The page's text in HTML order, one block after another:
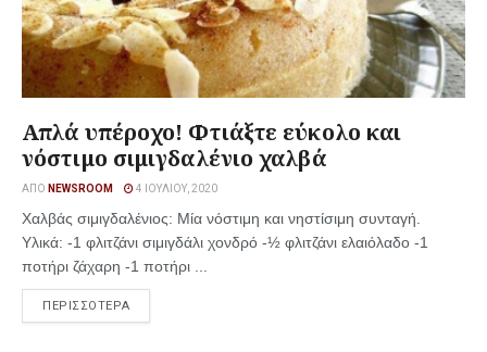
Απλά υπέροχο! Φτιάξτε εύκολο και
νόστιμο σιμιγδαλένιο χαλβά
ΑΠΌ NEWSROOM 4 ΙΟΥΛΊΟΥ, 2020
Χαλβάς σιμιγδαλένιος: Μία νόστιμη και νηστίσιμη συνταγή.
Υλικά: -1 φλιτζάνι σιμιγδάλι χονδρό -½ φλιτζάνι ελαιόλαδο -1
ποτήρι ζάχαρη -1 ποτήρι ...
ΠΕΡΙΣΣΟΤΕΡΑ